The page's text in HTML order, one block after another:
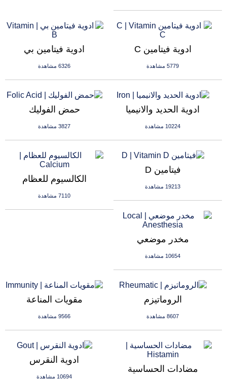
ادوية فيتامين بي
6326 مشاهدة
ادوية فيتامين C
5779 مشاهدة
حمض الفوليك
3827 مشاهدة
ادوية الحديد والانيميا
10224 مشاهدة
الكالسيوم للعظام
7110 مشاهدة
فيتامين D
19213 مشاهدة
مخدر موضعي
10654 مشاهدة
مقويات المناعة
9566 مشاهدة
الروماتيزم
8607 مشاهدة
ادوية النقرس
10694 مشاهدة
مضادات الحساسية